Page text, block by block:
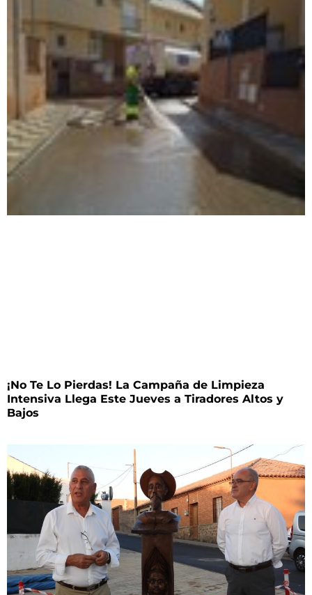
¡No Te Lo Pierdas! La Campaña de Limpieza
Intensiva Llega Este Jueves a Tiradores Altos y
Bajos